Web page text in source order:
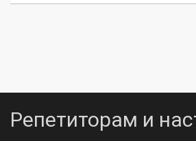
Репетиторам и